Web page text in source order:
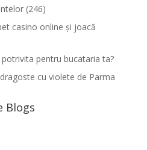
(246)
casino online și joacă
pentru bucataria ta?
cu violete de Parma
Blogs